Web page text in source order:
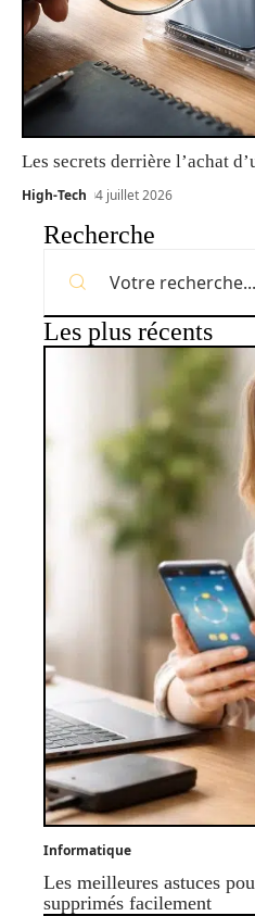
Les secrets derrière l’achat
High-Tech 4 juillet 2026
Recherche
Les plus récents
Informatique
Les meilleures astuces
supprimés facilement